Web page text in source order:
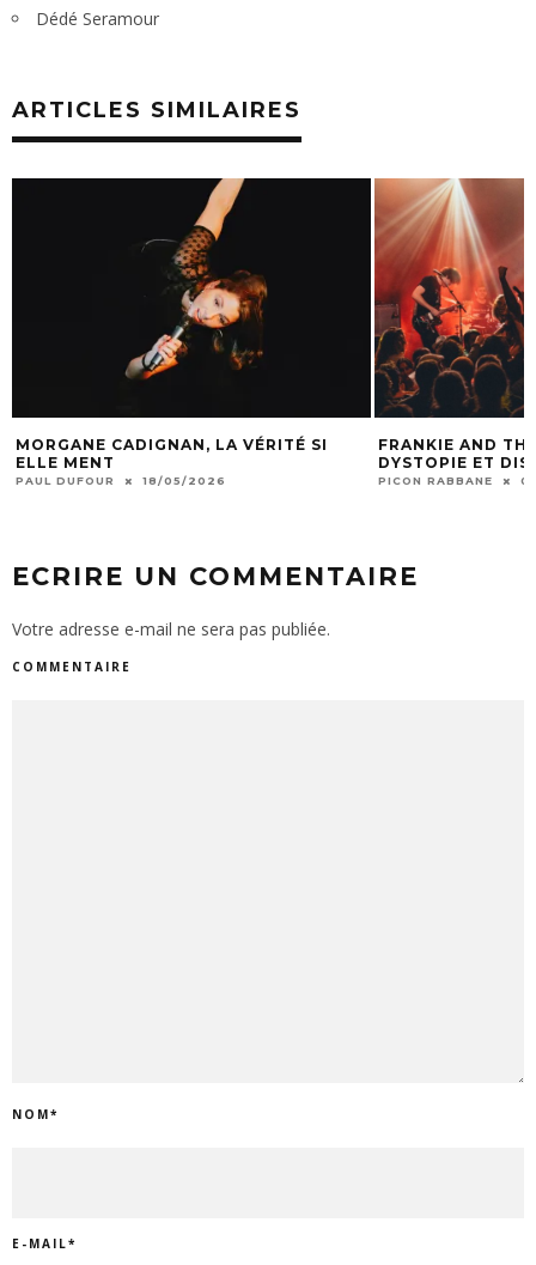
Dédé Seramour
ARTICLES SIMILAIRES
MORGANE CADIGNAN, LA VÉRITÉ SI
ELLE MENT
PAUL DUFOUR 18/05/2026
FRANKIE AND
DYSTOPIE ET
PICON RABBANE
ECRIRE UN COMMENTAIRE
Votre adresse e-mail ne sera pas publiée.
COMMENTAIRE
NOM*
E-MAIL*